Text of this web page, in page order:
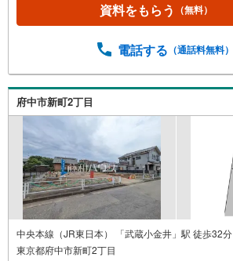
資料をもらう （無料）
電話する （通話料無料）
府中市新町2丁目
中央本線（JR東日本） 「武蔵小金井」駅 徒歩32分
東京都府中市新町2丁目